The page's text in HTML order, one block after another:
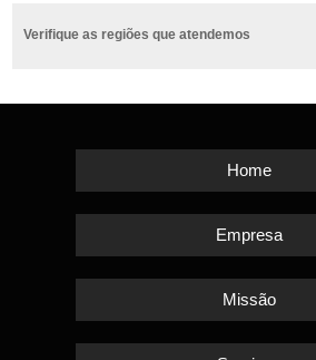
Verifique as regiões que atendemos
Home
Empresa
Missão